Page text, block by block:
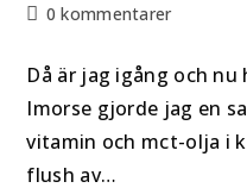
0 kommentarer
Då är jag igång och
Imorse gjorde jag en
vitamin och mct-olja i
flush av…